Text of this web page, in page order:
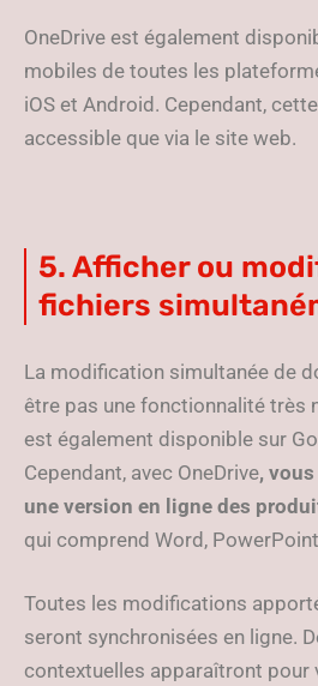
OneDrive est également
mobiles de toutes les
iOS et Android. Cependant,
accessible que via le site web.
5. Afficher ou
fichiers
La modification simultanée de
être pas une fonctionnalité très
est également disponible sur
Cependant, avec OneDrive,
une version en ligne des
qui comprend Word,
Toutes les modifications
seront synchronisées en ligne.
contextuelles apparaîtront pour